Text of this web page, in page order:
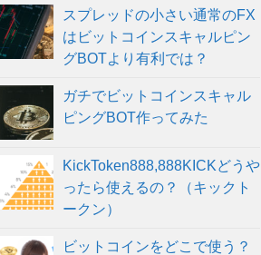
スプレッドの小さい通常のFX
はビットコインスキャルピン
グBOTより有利では？
ガチでビットコインスキャル
ピングBOT作ってみた
KickToken888,888KICKどうや
ったら使えるの？（キックト
ークン）
ビットコインをどこで使う？